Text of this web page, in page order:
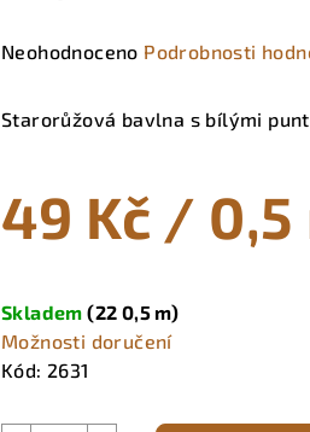
Průměrné
produktu
5
Neohodnoceno Podrobnosti
Starorůžová bavlna s bílými
49 Kč / 0,5
cena:
Skladem(22 0,5 m)
Možnosti doručení
Kód: 2631